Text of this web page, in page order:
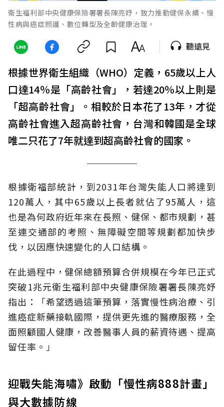
衛生福利部中央健康保險署署長陳亮妤，致力推動健保永續、慢
性病與癌症照護、數位轉型及全齡健康治理。
聽遠見
根據世界衛生組織（WHO）定義，65歲以上人
口達14％是「高齡社會」，若達20％以上則是
「超高齡社會」。相較於日本花了13年，才從
高齡社會進入超高齡社會，台灣和韓國是全球
唯二只花了7年就達到超高齡社會的國家。
根據衛福部統計，到2031年台灣失能人口將達到
120萬人，其中65歲以上長者就佔了95萬人，這
也是為何政府近年來在長照、健保、都市規劃，甚
至連交通部的考照、無障礙空間等規劃都加快步
伐，以因應快速變化的人口結構。
在此過程中，健保總額預算合併規模在今年已正式
突破1兆元衛生福利部中央健康保險署署長陳亮妤
指出：「希望透過這筆預算，落實慢性病治療、引
進癌症新藥接軌國際，提供更先進的醫療服務，全
面照顧國人健康，改善醫事人員的薪資待遇、提高
留任率。」
迎戰失能海嘯》啟動「慢性病888計畫」
與大數據防線